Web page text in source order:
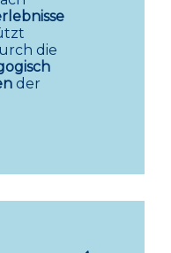
die
der